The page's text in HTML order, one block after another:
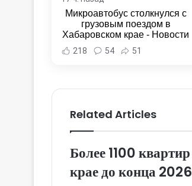
Микроавтобус столкнулся с
грузовым поездом в
Хабаровском крае - Новости
Хабаровска и Хабаровского
края
218 54 51
Related Articles
Более 1100
крае до конца